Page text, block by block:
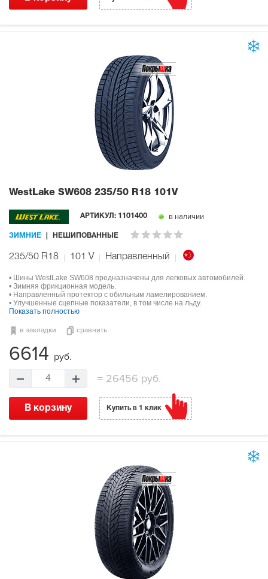
WestLake SW608 235/50 R18 101V
АРТИКУЛ: 1101400 в наличии
ЗИМНИЕ НЕШИПОВАННЫЕ
235/50 R18 101 V Направленный
• Шины WestLake SW608 предназначены для легковых автомобилей.
• Зимняя фрикционная модель.
• Направленный протектор с обильным ламелированием.
• Улучшенные сцепные показатели, в том числе на льду.
Показать полностью
в закладки сравнить
6614 руб.
4 =26456 руб.
В корзину Купить в 1 клик